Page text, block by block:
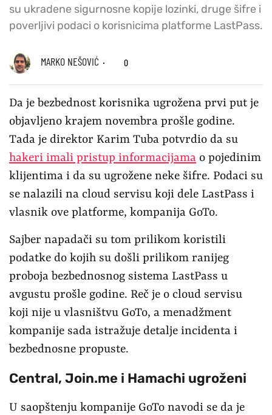
su ukradene sigurnosne kopije lozinki, druge šifre i
poverljivi podaci o korisnicima platforme LastPass.
MARKO NEŠOVIĆ 0
Da je bezbednost korisnika ugrožena prvi put je
objavljeno krajem novembra prošle godine.
Tada je direktor Karim Tuba potvrdio da su
hakeri imali pristup informacijama o pojedinim
klijentima i da su ugrožene neke šifre. Podaci su
se nalazili na cloud servisu koji dele LastPass i
vlasnik ove platforme, kompanija GoTo.
Sajber napadači su tom prilikom koristili
podatke do kojih su došli prilikom ranijeg
proboja bezbednosnog sistema LastPass u
avgustu prošle godine. Reč je o cloud servisu
koji nije u vlasništvu GoTo, a menadžment
kompanije sada istražuje detalje incidenta i
bezbednosne propuste.
Central, Join.me i Hamachi ugroženi
U saopštenju kompanije GoTo navodi se da je